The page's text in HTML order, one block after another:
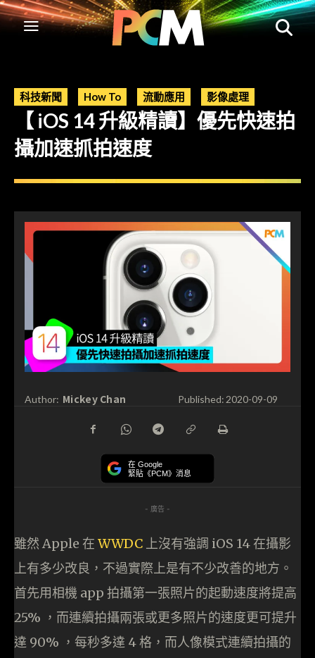
科技新聞 How To 流動應用 影像處理
【 iOS 14 升級精讀】優先快速拍
攝加速抓拍速度
Author: Mickey Chan Published: 2020-09-09
在 Google
緊貼《PCM》消息
- 廣告 -
雖然 Apple 在 WWDC 上沒有強調 iOS 14 在攝影
上有多少改良，不過實際上是有不少改善的地方。
首先用相機 app 拍攝第一張照片的起動速度將提高
25% ，而連續拍攝兩張或更多照片的速度更可提升
達 90% ，每秒多達 4 格，而人像模式連續拍攝的